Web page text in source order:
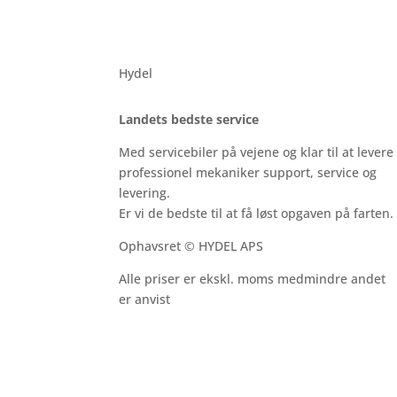
Hydel
Landets bedste service
Med servicebiler på vejene og klar til at levere
professionel mekaniker support, service og
levering.
Er vi de bedste til at få løst opgaven på farten.
Ophavsret © HYDEL APS
Alle priser er ekskl. moms medmindre andet
er anvist